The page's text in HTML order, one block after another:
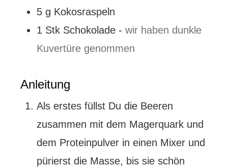
5 g Kokosraspeln
1 Stk Schokolade - wir haben dunkle
Kuvertüre genommen
Anleitung
Als erstes füllst Du die Beeren
zusammen mit dem Magerquark und
dem Proteinpulver in einen Mixer und
pürierst die Masse, bis sie schön